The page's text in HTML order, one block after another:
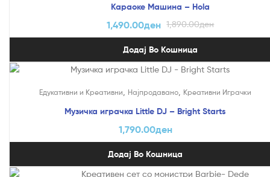
Караоке Машина – Hola
1,890.00ден
1,490.00ден
Додај Во Кошница
Едукативни и Креативни Најпродавано Креативни Играчки
Музичка играчка Little DJ – Bright Starts
1,790.00ден
Додај Во Кошница